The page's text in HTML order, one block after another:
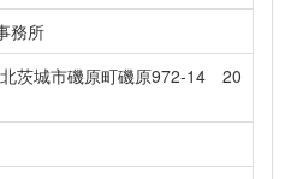
務所
茨城市磯原町磯原972-14 20